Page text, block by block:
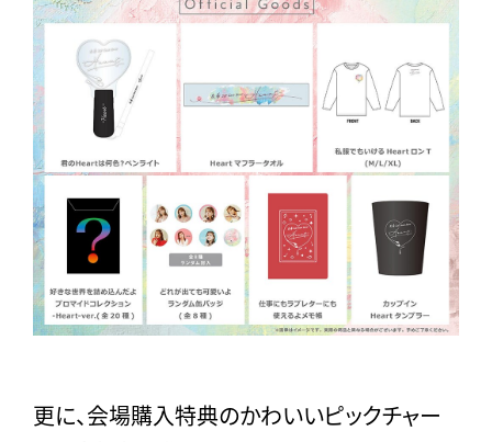
更に、会場購入特典のかわいいピックチャー